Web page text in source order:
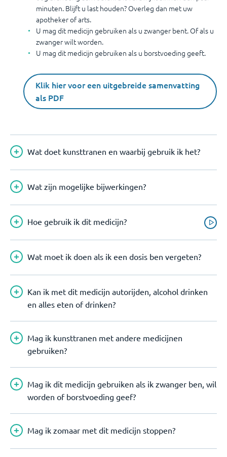
minuten. Blijft u last houden? Overleg dan met uw
apotheker of arts.
U mag dit medicijn gebruiken als u zwanger bent. Of als u
zwanger wilt worden.
U mag dit medicijn gebruiken als u borstvoeding geeft.
Klik hier voor een uitgebreide samenvatting
als PDF
Wat doet kunsttranen en waarbij gebruik ik het?
Wat zijn mogelijke bijwerkingen?
Hoe gebruik ik dit medicijn?
Wat moet ik doen als ik een dosis ben vergeten?
Kan ik met dit medicijn autorijden, alcohol drinken
en alles eten of drinken?
Mag ik kunsttranen met andere medicijnen
gebruiken?
Mag ik dit medicijn gebruiken als ik zwanger ben, wil
worden of borstvoeding geef?
Mag ik zomaar met dit medicijn stoppen?